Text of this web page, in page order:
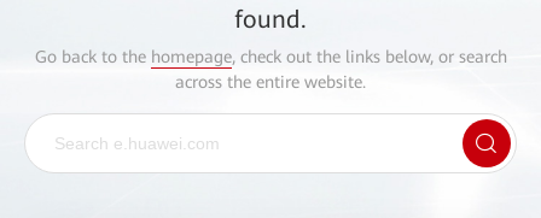
found.
Go back to the homepage, check out the links below, or search
across the entire website.